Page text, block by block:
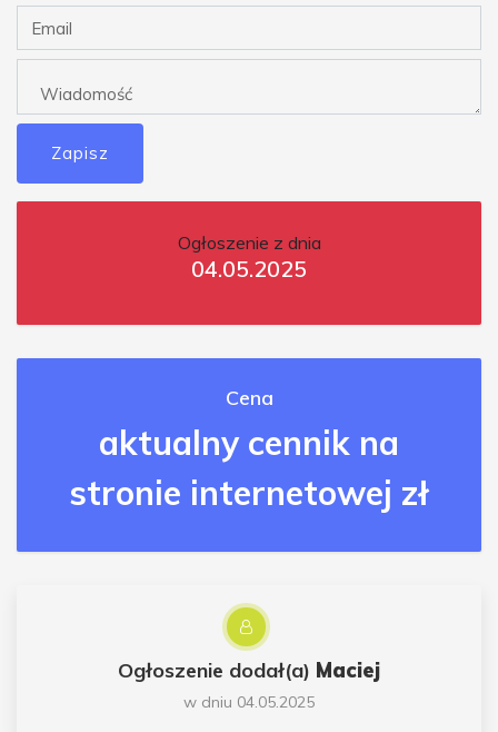
Zapisz
Ogłoszenie z dnia
04.05.2025
Cena
aktualny cennik na
stronie internetowej zł
Ogłoszenie dodał(a) Maciej
w dniu 04.05.2025